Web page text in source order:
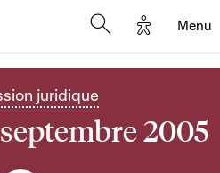
Options
Menu
juridique
2005